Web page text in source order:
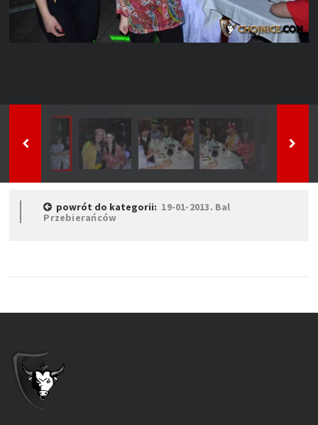
powrót do kategorii: 19-01-2013. Bal
Przebierańców